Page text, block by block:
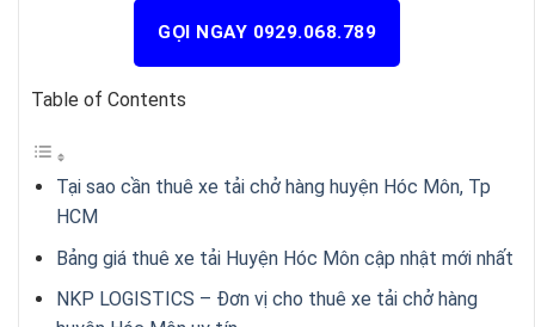
GỌI NGAY 0929.068.789
Table of Contents
Tại sao cần thuê xe tải chở hàng huyện Hóc Môn, Tp
HCM
Bảng giá thuê xe tải Huyện Hóc Môn cập nhật mới nhất
NKP LOGISTICS – Đơn vị cho thuê xe tải chở hàng